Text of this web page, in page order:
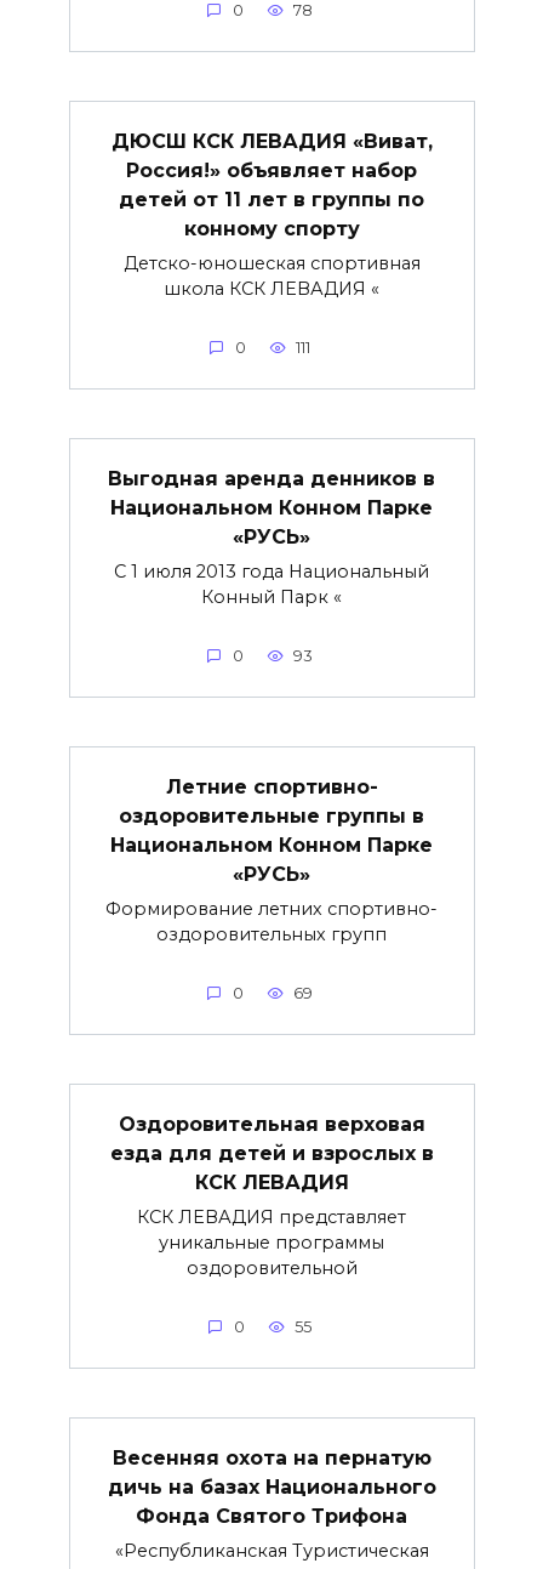
0 78
ДЮСШ КСК ЛЕВАДИЯ «Виват,
Россия!» объявляет набор
детей от 11 лет в группы по
конному спорту
Детско-юношеская спортивная
школа КСК ЛЕВАДИЯ «
0 111
Выгодная аренда денников в
Национальном Конном Парке
«РУСЬ»
С 1 июля 2013 года Национальный
Конный Парк «
0 93
Летние спортивно-
оздоровительные группы в
Национальном Конном Парке
«РУСЬ»
Формирование летних спортивно-
оздоровительных групп
0 69
Оздоровительная верховая
езда для детей и взрослых в
КСК ЛЕВАДИЯ
КСК ЛЕВАДИЯ представляет
уникальные программы
оздоровительной
0 55
Весенняя охота на пернатую
дичь на базах Национального
Фонда Святого Трифона
«Республиканская Туристическая